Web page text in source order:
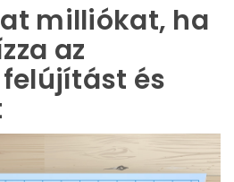
milliókat, ha
az
és